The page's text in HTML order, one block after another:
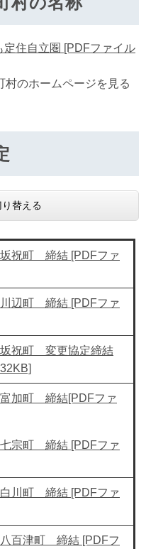
定住自立圏 [PDFファイル
のホームページを見る
替える
祝町 締結 [PDFファ
辺町 締結 [PDFファ
坂祝町 変更協定締結
加町 締結[PDFファ
宗町 締結 [PDFファ
川町 締結 [PDFファ
百津町 締結 [PDFフ